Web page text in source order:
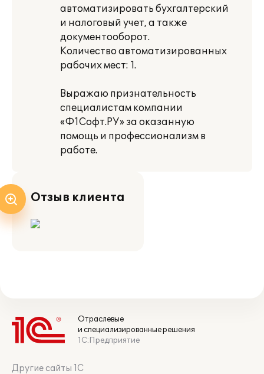
автоматизировать бухгалтерский
и налоговый учет, а также
документооборот.
Количество автоматизированных
рабочих мест: 1.
Выражаю признательность
специалистам компании
«Ф1Софт.РУ» за оказанную
помощь и профессионализм в
работе.
Отзыв клиента
Отраслевые
и специализированные решения
1С:Предприятие
Другие сайты 1С